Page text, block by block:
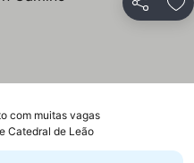
Partilhar
com muitas vagas
Catedral de Leão